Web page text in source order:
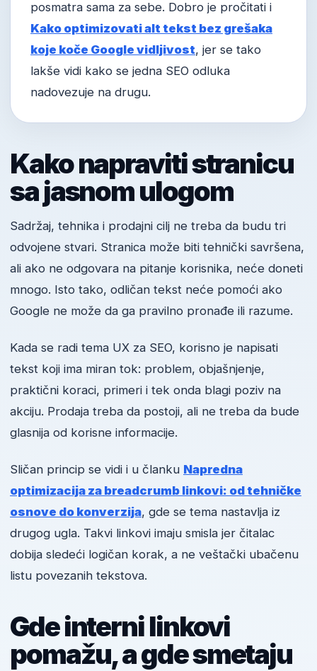
posmatra sama za sebe. Dobro je pročitati i
Kako optimizovati alt tekst bez grešaka
koje koče Google vidljivost, jer se tako
lakše vidi kako se jedna SEO odluka
nadovezuje na drugu.
Kako napraviti stranicu
sa jasnom ulogom
Sadržaj, tehnika i prodajni cilj ne treba da budu tri
odvojene stvari. Stranica može biti tehnički savršena,
ali ako ne odgovara na pitanje korisnika, neće doneti
mnogo. Isto tako, odličan tekst neće pomoći ako
Google ne može da ga pravilno pronađe ili razume.
Kada se radi tema UX za SEO, korisno je napisati
tekst koji ima miran tok: problem, objašnjenje,
praktični koraci, primeri i tek onda blagi poziv na
akciju. Prodaja treba da postoji, ali ne treba da bude
glasnija od korisne informacije.
Sličan princip se vidi i u članku Napredna
optimizacija za breadcrumb linkovi: od tehničke
osnove do konverzija, gde se tema nastavlja iz
drugog ugla. Takvi linkovi imaju smisla jer čitalac
dobija sledeći logičan korak, a ne veštački ubačenu
listu povezanih tekstova.
Gde interni linkovi
pomažu, a gde smetaju